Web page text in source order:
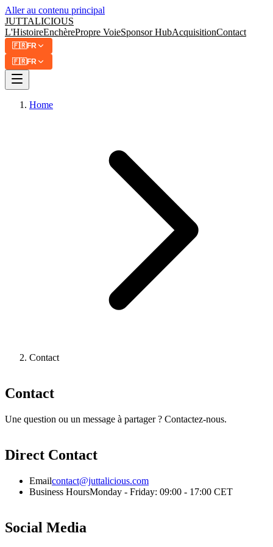
Aller au contenu principal
JUTTALICIOUS
L'HistoireEnchèrePropre VoieSponsor HubAcquisitionContact
🇫🇷FR
🇫🇷FR
Home
Contact
Contact
Une question ou un message à partager ? Contactez-nous.
Direct Contact
Emailcontact@juttalicious.com
Business HoursMonday - Friday: 09:00 - 17:00 CET
Social Media